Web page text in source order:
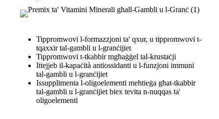
Tippromwovi l-formazzjoni ta' qxur, u tippromwovi t-
tqaxxir tal-gambli u l-granċijiet
Tippromwovi t-tkabbir mgħaġġel tal-krustaċji
Ittejjeb il-kapaċità antiossidanti u l-funzjoni immuni
tal-gambli u l-granċijiet
Issupplimenta l-oligoelementi meħtieġa għat-tkabbir
tal-gambli u l-granċijiet biex tevita n-nuqqas ta'
oligoelementi